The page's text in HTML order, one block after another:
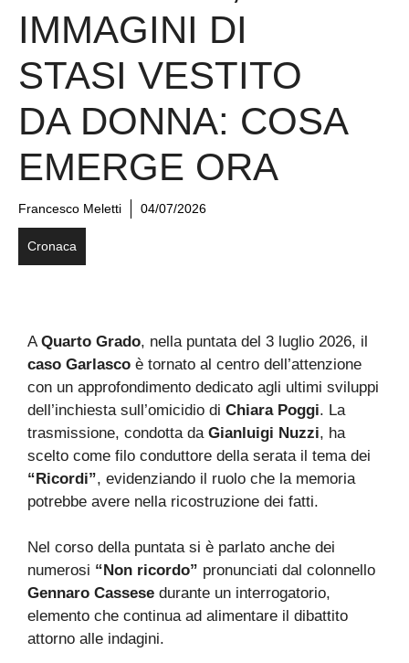
IMMAGINI DI
STASI VESTITO
DA DONNA: COSA
EMERGE ORA
Francesco Meletti 04/07/2026
Cronaca
A Quarto Grado, nella puntata del 3 luglio 2026, il
caso Garlasco è tornato al centro dell’attenzione
con un approfondimento dedicato agli ultimi sviluppi
dell’inchiesta sull’omicidio di Chiara Poggi. La
trasmissione, condotta da Gianluigi Nuzzi, ha
scelto come filo conduttore della serata il tema dei
“Ricordi”, evidenziando il ruolo che la memoria
potrebbe avere nella ricostruzione dei fatti.
Nel corso della puntata si è parlato anche dei
numerosi “Non ricordo” pronunciati dal colonnello
Gennaro Cassese durante un interrogatorio,
elemento che continua ad alimentare il dibattito
attorno alle indagini.